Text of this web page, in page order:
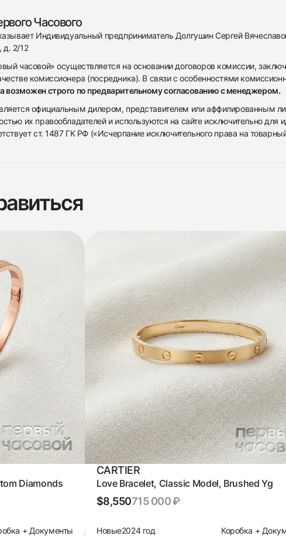
Часового
Индивидуальный предприниматель Долгушин Сергей
д. 2/12
часовой» осуществляется на основании договоров комиссии,
комиссионера (посредника). В связи с особенностями
возможен строго по предварительному согласованию с менеджером.
официальным дилером, представителем или аффилированным
их правообладателей и используются на сайте исключительно
ст. 1487 ГК РФ («Исчерпание исключительного права на
Diamonds
+ Документы
CARTIER
Love Bracelet, Classic Model, Brushed Yg
$8,550715 000 ₽
Новые2024 год Коробка +